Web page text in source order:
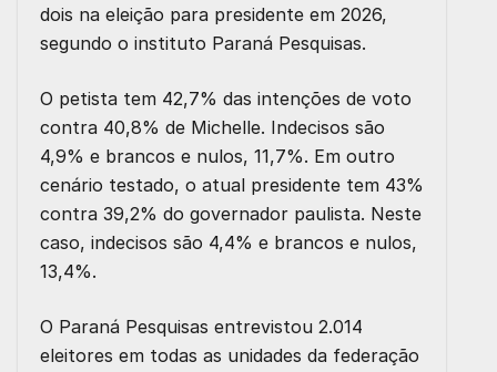
dois na eleição para presidente em 2026,
segundo o instituto Paraná Pesquisas.
O petista tem 42,7% das intenções de voto
contra 40,8% de Michelle. Indecisos são
4,9% e brancos e nulos, 11,7%. Em outro
cenário testado, o atual presidente tem 43%
contra 39,2% do governador paulista. Neste
caso, indecisos são 4,4% e brancos e nulos,
13,4%.
O Paraná Pesquisas entrevistou 2.014
eleitores em todas as unidades da federação